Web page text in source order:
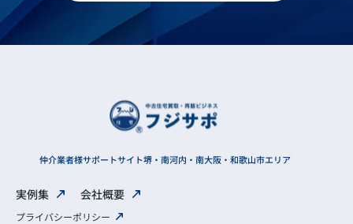
仲介業者様サポートサイト堺・南河内・南大阪・和歌山市エリア
実例集 会社概要
プライバシーポリシー